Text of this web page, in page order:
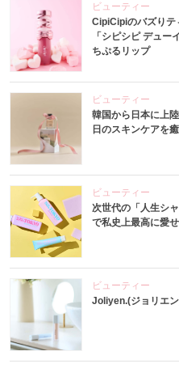
ビューティー
CipiCipiのバズり
「シピシピ デュー
ちぷるリップ
ビューティー
韓国から日本に上
日のスキンケアを
ビューティー
次世代の「人生シ
で私史上最高に愛
ビューティー
Joliyen.(ジョリエ